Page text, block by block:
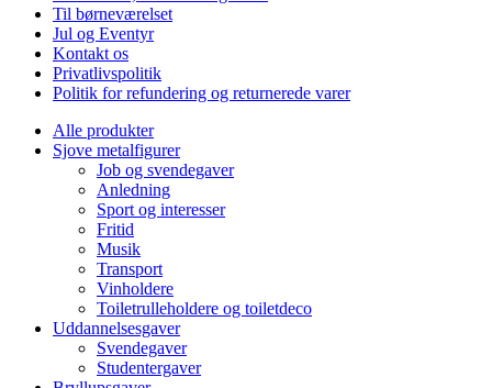
Til børneværelset
Jul og Eventyr
Kontakt os
Privatlivspolitik
Politik for refundering og returnerede varer
Alle produkter
Sjove metalfigurer
Job og svendegaver
Anledning
Sport og interesser
Fritid
Musik
Transport
Vinholdere
Toiletrulleholdere og toiletdeco
Uddannelsesgaver
Svendegaver
Studentergaver